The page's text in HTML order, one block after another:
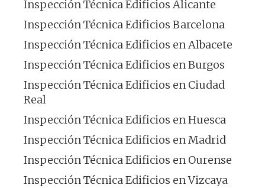
Inspección Técnica Edificios Alicante
Inspección Técnica Edificios Barcelona
Inspección Técnica Edificios en Albacete
Inspección Técnica Edificios en Burgos
Inspección Técnica Edificios en Ciudad
Real
Inspección Técnica Edificios en Huesca
Inspección Técnica Edificios en Madrid
Inspección Técnica Edificios en Ourense
Inspección Técnica Edificios en Vizcaya